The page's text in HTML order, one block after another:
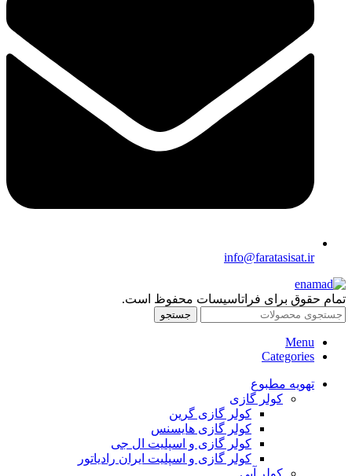
info@faratasisat.ir
تمام حقوق برای فراتاسیسات محفوظ است.
جستجو
Menu
Categories
تهویه مطبوع
کولر گازی
کولر گازی گرین
کولر گازی هایسنس
کولر گازی و اسپلیت ال جی
کولر گازی و اسپلیت ایران رادیاتور